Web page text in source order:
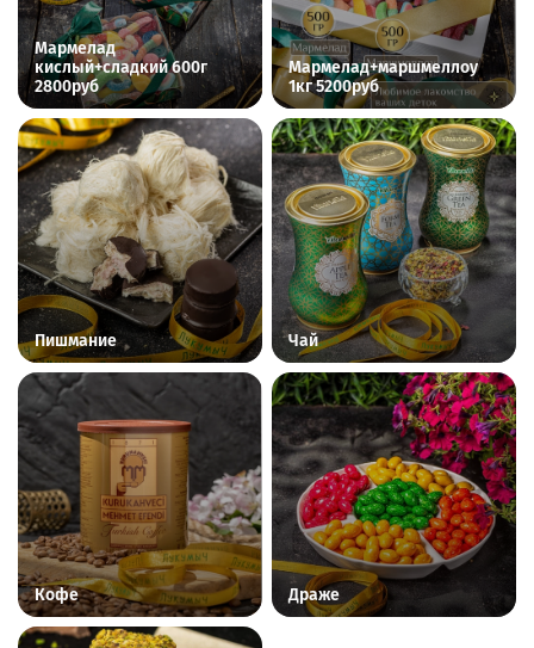
Мармелад
кислый+сладкий 600г
2800руб
Мармелад+маршмеллоу
1кг 5200руб
Пишмание Чай
Кофе Драже